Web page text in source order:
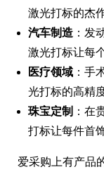
激光打标的杰
汽车制造 ：发
激光打标让每
医疗领域 ：手
光打标的高精
珠宝定制 ：在
打标让每件首
爱采购上有产品